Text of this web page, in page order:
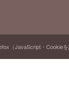
（JavaScript・Cookie